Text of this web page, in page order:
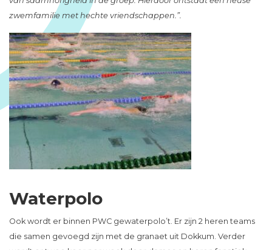
zwemfamilie met hechte vriendschappen.”.
Waterpolo
Ook wordt er binnen PWC gewaterpolo’t. Er zijn 2 heren teams
die samen gevoegd zijn met de granaet uit Dokkum. Verder